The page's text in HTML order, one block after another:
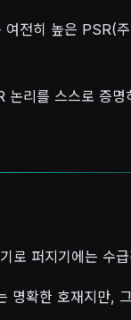
전히 높은 PSR(
리를 스스로 증명
로 퍼지기에는 수
확한 호재지만,